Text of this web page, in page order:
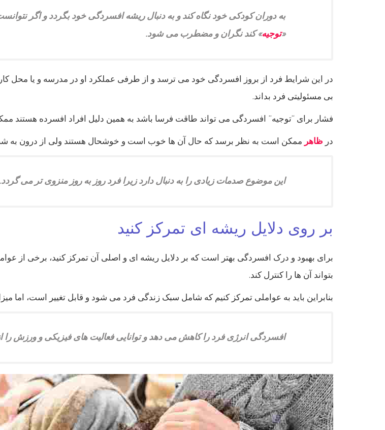
به دوران کودکی خود نگاه کند و به دنبال ریشه افسردگی خود بگردد و اگر
«توجیه» کند نگران و مضطرب می شود.
در این شرایط فرد از بروز افسردگی خود می ترسد و از طرفی عملکرد او در مدرسه و یا محل
بی مسئولیتی فرد بداند.
فشار برای “توجیه” افسردگی می تواند طاقت فرسا باشد به همین دلیل افراد افسرده هستند
در ظاهر ممکن است به نظر برسد که حال آن ها خوب است و خوشحال هستند ولی از درون به
این موضوع صدمات زیادی را به دنبال دارد زیرا فرد روز به روز منزوی تر می گردد.
بر روی دلایل ریشه ای تمرکز کنید
برای بهبود و درک افسردگی بهتر است که بر دلایل ریشه ای و اصلی آن تمرکز کنید، برخی از
بتواند آن ها را کنترل کند.
بنابراین باید به عواملی تمرکز کنیم که شامل سبک زندگی فرد می شود و قابل تغییر است، اما
افسردگی انرژی فرد را کاهش می دهد و توانایی فعالیت های فیزیکی و ورزش